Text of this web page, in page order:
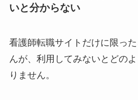
いと分からない
看護師転職サイトだけに限っ
んが、利用してみないとどの
りません。